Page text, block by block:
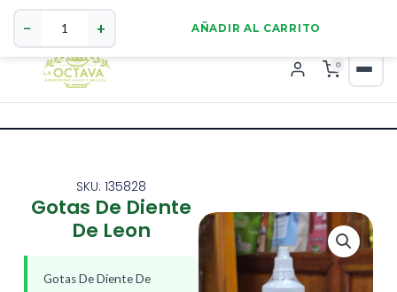
0
SKU: 135828
Gotas De Diente
De Leon
Gotas De Diente De
Gotas
De
Diente
− + AÑADIR AL CARRITO